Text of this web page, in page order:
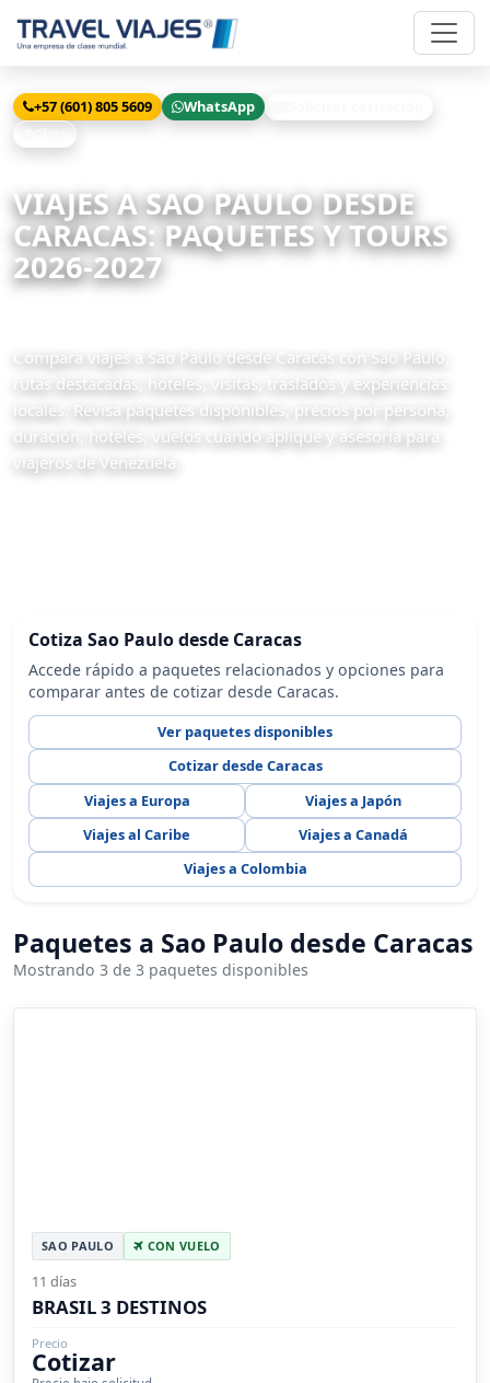
+57 (601) 805 5609 WhatsApp
VIAJES A SAO PAULO DESDE
CARACAS: PAQUETES Y TOURS
2026-2027
Compara viajes a Sao Paulo desde Caracas con Sao Paulo,
rutas destacadas, hoteles, visitas, traslados y experiencias
locales. Revisa paquetes disponibles, precios por persona,
duración, hoteles, vuelos cuando aplique y asesoría para
viajeros de Venezuela.
Cotiza Sao Paulo desde Caracas
Accede rápido a paquetes relacionados y opciones para
comparar antes de cotizar desde Caracas.
Ver paquetes disponibles
Cotizar desde Caracas
Viajes a Europa
Viajes a Japón
Viajes al Caribe
Viajes a Canadá
Viajes a Colombia
Paquetes a Sao Paulo desde Caracas
Mostrando 3 de 3 paquetes disponibles
SAO PAULO CON VUELO
11 días
BRASIL 3 DESTINOS
Precio
Cotizar